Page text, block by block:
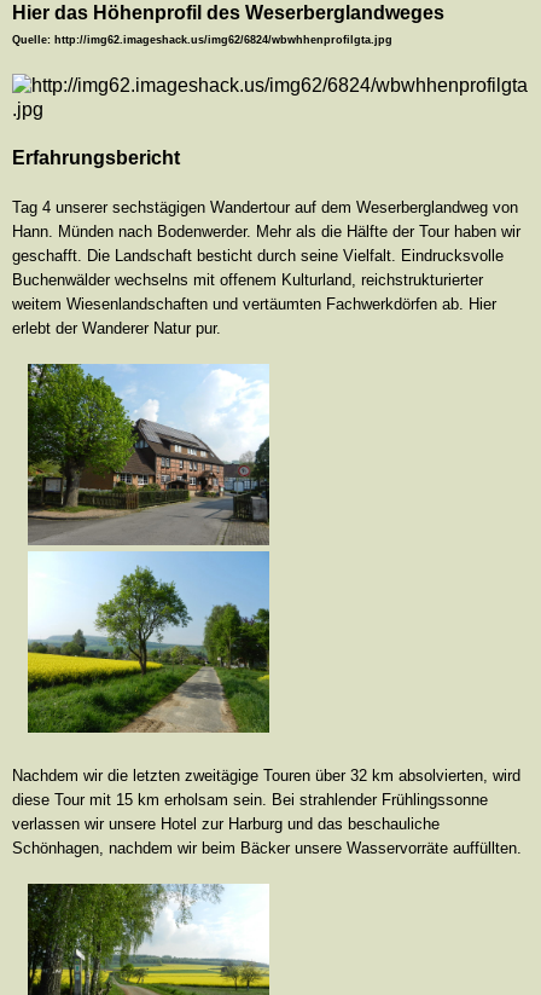
Hier das Höhenprofil des Weserberglandweges
Quelle: http://img62.imageshack.us/img62/6824/wbwhhenprofilgta.jpg
Erfahrungsbericht
Tag 4 unserer sechstägigen Wandertour auf dem Weserberglandweg von
Hann. Münden nach Bodenwerder. Mehr als die Hälfte der Tour haben wir
geschafft. Die Landschaft besticht durch seine Vielfalt. Eindrucksvolle
Buchenwälder wechselns mit offenem Kulturland, reichstrukturierter
weitem Wiesenlandschaften und vertäumten Fachwerkdörfen ab. Hier
erlebt der Wanderer Natur pur.
Nachdem wir die letzten zweitägige Touren über 32 km absolvierten, wird
diese Tour mit 15 km erholsam sein. Bei strahlender Frühlingssonne
verlassen wir unsere Hotel zur Harburg und das beschauliche
Schönhagen, nachdem wir beim Bäcker unsere Wasservorräte auffüllten.